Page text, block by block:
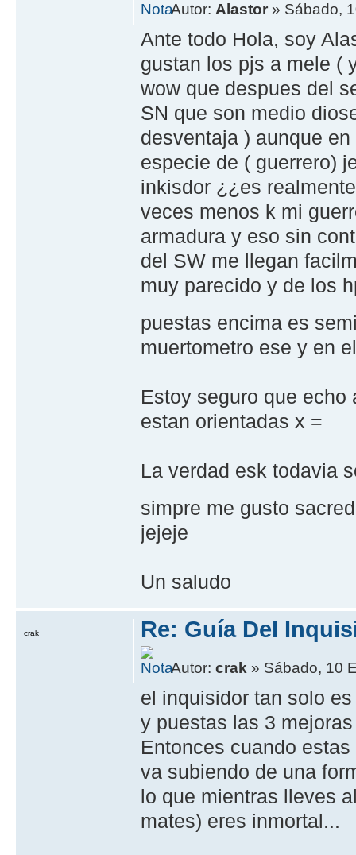
Autor: Alastor » Sábado,
Ante todo Hola, soy
gustan los pjs a mele (
wow que despues del
SN que son medio
desventaja ) aunque
especie de ( guerrero)
inkisdor ¿¿es
veces menos k mi
armadura y eso sin
del SW me llegan
muy parecido y de los
puestas encima es
muertometro ese y en
Estoy seguro que
estan orientadas x =
La verdad esk todavia
simpre me gusto
jejeje
Un saludo
Re: Guía Del
Autor:crak » Sábado, 10
el inquisidor tan solo
y puestas las 3
Entonces cuando
va subiendo de una
lo que mientras lleves
mates) eres inmortal...
crak